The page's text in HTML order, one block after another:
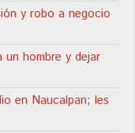
y robo a negocio
hombre y dejar
en Naucalpan; les